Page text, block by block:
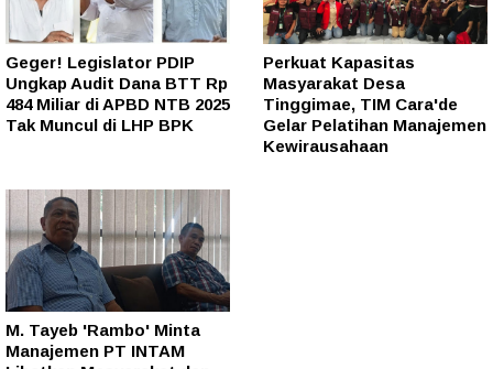
Geger! Legislator PDIP
Ungkap Audit Dana BTT Rp
484 Miliar di APBD NTB 2025
Tak Muncul di LHP BPK
Perkuat Kapasitas
Masyarakat Desa
Tinggimae, TIM Cara'de
Gelar Pelatihan Manajemen
Kewirausahaan
M. Tayeb 'Rambo' Minta
Manajemen PT INTAM